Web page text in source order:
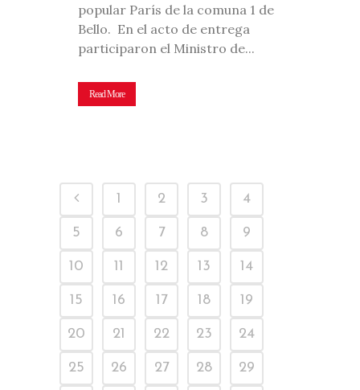
popular París de la comuna 1 de
Bello. En el acto de entrega
participaron el Ministro de...
Read More
1 2 3 4
5 6 7 8 9
10 11 12 13 14
15 16 17 18 19
20 21 22 23 24
25 26 27 28 29